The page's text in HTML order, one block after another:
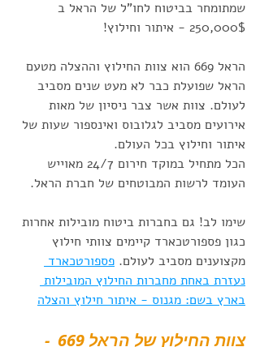
שמתומחר בביטוח לחו"ל של הראל ב
250,000$ - איתור וחילוץ!
הראל 669 הוא צוות החילוץ וההצלה מטעם
הראל שפועלת כבר לא מעט שנים מסביב
לעולם. צוות אשר צבר ניסיון של מאות
אירועים מסביב לגלובוס ואינספור שעות של
איתור וחילוץ בכל העולם.
הכל מתחיל במוקד חירום 24/7 מאוייש
העומד לרשות המבוטחים של חברת הראל.
שימו לב! גם בחברות ביטוח מובילות אחרות
כגון פספורטכארד קיימים צוותי חילוץ
מקצוענים מסביב לעולם. פספורטכארד
נעזרת באחת מחברות החילוץ המובילות
בארץ בשם: מגנוס - איתור חילוץ והצלה
צוות החילוץ של הראל 669  -